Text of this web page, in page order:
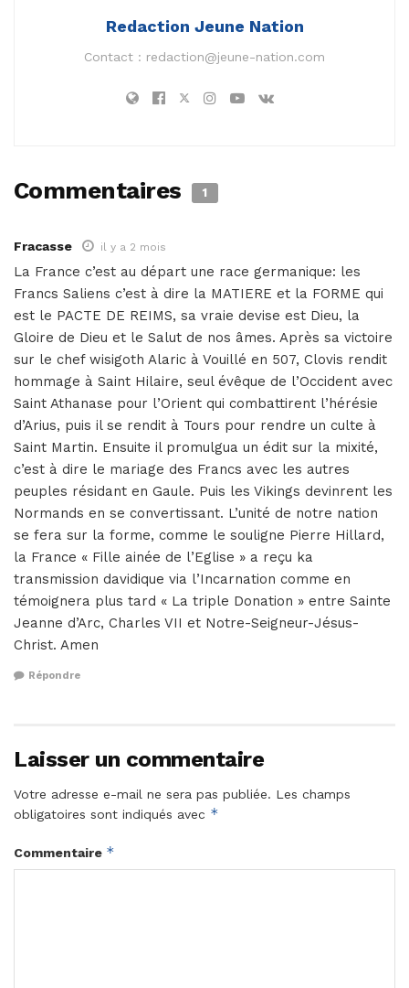
Redaction Jeune Nation
Contact : redaction@jeune-nation.com
Commentaires 1
Fracasse il y a 2 mois
La France c’est au départ une race germanique: les
Francs Saliens c’est à dire la MATIERE et la FORME qui
est le PACTE DE REIMS, sa vraie devise est Dieu, la
Gloire de Dieu et le Salut de nos âmes. Après sa victoire
sur le chef wisigoth Alaric à Vouillé en 507, Clovis rendit
hommage à Saint Hilaire, seul évêque de l’Occident avec
Saint Athanase pour l’Orient qui combattirent l’hérésie
d’Arius, puis il se rendit à Tours pour rendre un culte à
Saint Martin. Ensuite il promulgua un édit sur la mixité,
c’est à dire le mariage des Francs avec les autres
peuples résidant en Gaule. Puis les Vikings devinrent les
Normands en se convertissant. L’unité de notre nation
se fera sur la forme, comme le souligne Pierre Hillard,
la France « Fille ainée de l’Eglise » a reçu ka
transmission davidique via l’Incarnation comme en
témoignera plus tard « La triple Donation » entre Sainte
Jeanne d’Arc, Charles VII et Notre-Seigneur-Jésus-
Christ. Amen
Répondre
Laisser un commentaire
Votre adresse e-mail ne sera pas publiée. Les champs
obligatoires sont indiqués avec *
Commentaire *